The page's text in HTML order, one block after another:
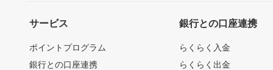
サービス
ポイントプログラム
銀行との口座連携
銀行との口座連携
らくらく入金
らくらく出金